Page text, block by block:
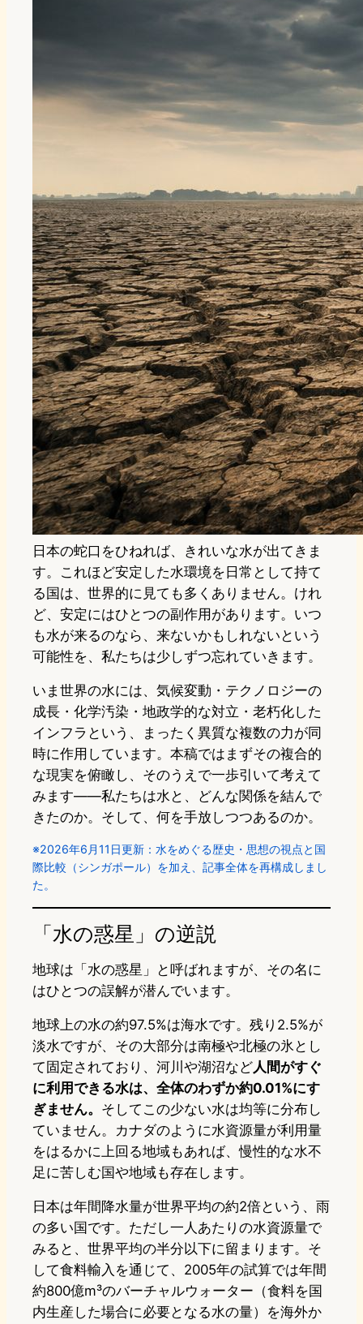
日本の蛇口をひねれば、きれいな水が出てきま
す。これほど安定した水環境を日常として持て
る国は、世界的に見ても多くありません。けれ
ど、安定にはひとつの副作用があります。いつ
も水が来るのなら、来ないかもしれないという
可能性を、私たちは少しずつ忘れていきます。
いま世界の水には、気候変動・テクノロジーの
成長・化学汚染・地政学的な対立・老朽化した
インフラという、まったく異質な複数の力が同
時に作用しています。本稿ではまずその複合的
な現実を俯瞰し、そのうえで一歩引いて考えて
みます——私たちは水と、どんな関係を結んで
きたのか。そして、何を手放しつつあるのか。
※2026年6月11日更新：水をめぐる歴史・思想の視点と国
際比較（シンガポール）を加え、記事全体を再構成しまし
た。
「水の惑星」の逆説
地球は「水の惑星」と呼ばれますが、その名に
はひとつの誤解が潜んでいます。
地球上の水の約97.5%は海水です。残り2.5%が
淡水ですが、その大部分は南極や北極の氷とし
て固定されており、河川や湖沼など人間がすぐ
に利用できる水は、全体のわずか約0.01%にす
ぎません。 そしてこの少ない水は均等に分布し
ていません。カナダのように水資源量が利用量
をはるかに上回る地域もあれば、慢性的な水不
足に苦しむ国や地域も存在します。
日本は年間降水量が世界平均の約2倍という、雨
の多い国です。ただし一人あたりの水資源量で
みると、世界平均の半分以下に留まります。そ
して食料輸入を通じて、2005年の試算では年間
約800億m³のバーチャルウォーター（食料を国
内生産した場合に必要となる水の量）を海外か